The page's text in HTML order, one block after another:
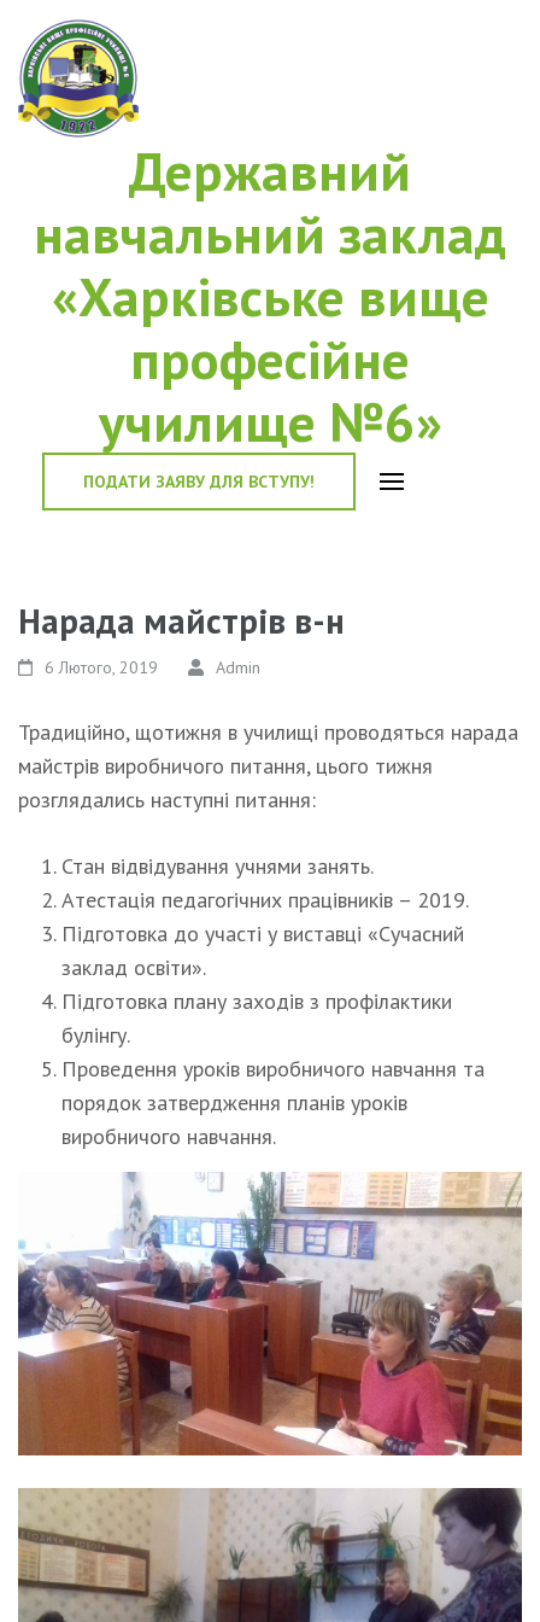
Державний
навчальний заклад
«Харківське вище
професійне
училище №6»
ПОДАТИ ЗАЯВУ ДЛЯ ВСТУПУ!
Нарада майстрів в-н
6 Лютого, 2019 Admin
Традиційно, щотижня в училищі проводяться нарада
майстрів виробничого питання, цього тижня
розглядались наступні питання:
Стан відвідування учнями занять.
Атестація педагогічних працівників – 2019.
Підготовка до участі у виставці «Сучасний
заклад освіти».
Підготовка плану заходів з профілактики
булінгу.
Проведення уроків виробничого навчання та
порядок затвердження планів уроків
виробничого навчання.